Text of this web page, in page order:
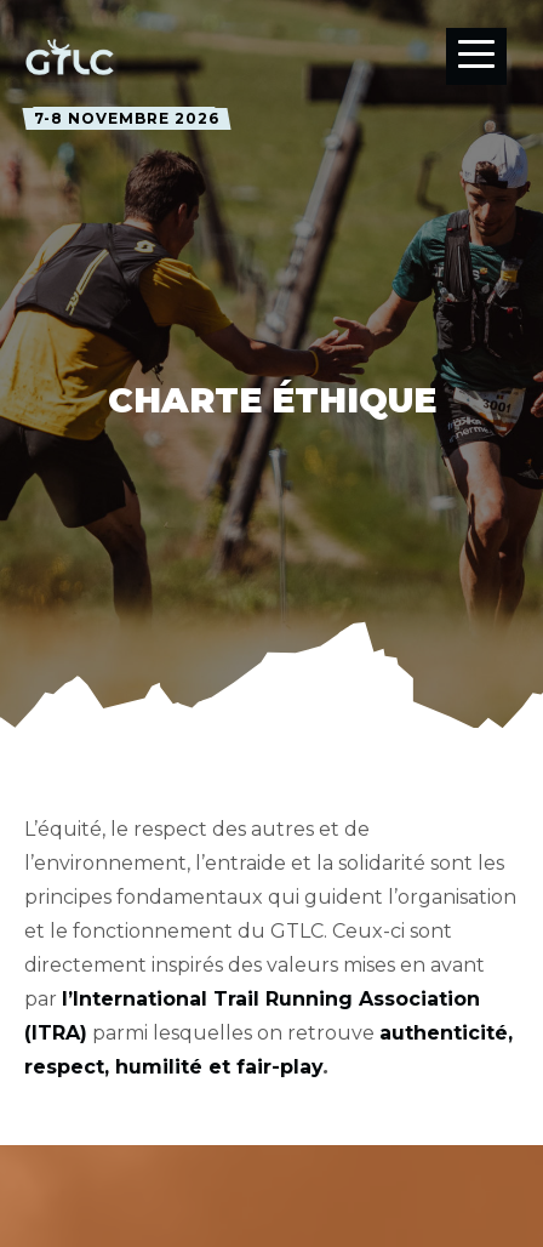
7-8 NOVEMBRE 2026
CHARTE ÉTHIQUE
L’équité, le respect des autres et de
l’environnement, l’entraide et la solidarité sont les
principes fondamentaux qui guident l’organisation
et le fonctionnement du GTLC. Ceux-ci sont
directement inspirés des valeurs mises en avant
par l’International Trail Running Association
(ITRA) parmi lesquelles on retrouve authenticité,
respect, humilité et fair-play.